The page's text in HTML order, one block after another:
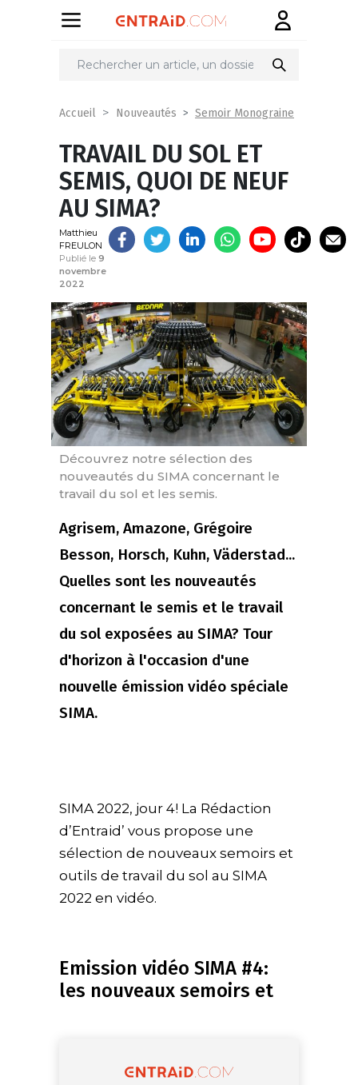
Partager
Accueil Nouveautés Semoir Monograine
TRAVAIL DU SOL ET
SEMIS, QUOI DE NEUF
AU SIMA?
Matthieu
FREULON
Publié le 9
novembre
2022
Découvrez notre sélection des
nouveautés du SIMA concernant le
travail du sol et les semis.
Agrisem, Amazone, Grégoire
Besson, Horsch, Kuhn, Väderstad...
Quelles sont les nouveautés
concernant le semis et le travail
du sol exposées au SIMA? Tour
d'horizon à l'occasion d'une
nouvelle émission vidéo spéciale
SIMA.
SIMA 2022, jour 4! La Rédaction
d’Entraid’ vous propose une
sélection de nouveaux semoirs et
outils de travail du sol au SIMA
2022 en vidéo.
Emission vidéo SIMA #4:
les nouveaux semoirs et